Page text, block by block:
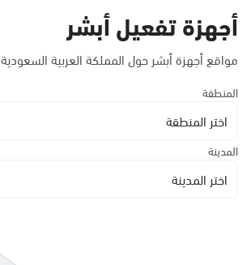
أجهزة تفعيل أبشر
مواقع أجهزة أبشر حول المملكة العربية السعودية
المنطقة
اختر المنطقة
المدينة
اختر المدينة